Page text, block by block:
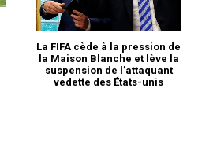
La FIFA cède à la pression de
la Maison Blanche et lève la
suspension de l’attaquant
vedette des États-unis